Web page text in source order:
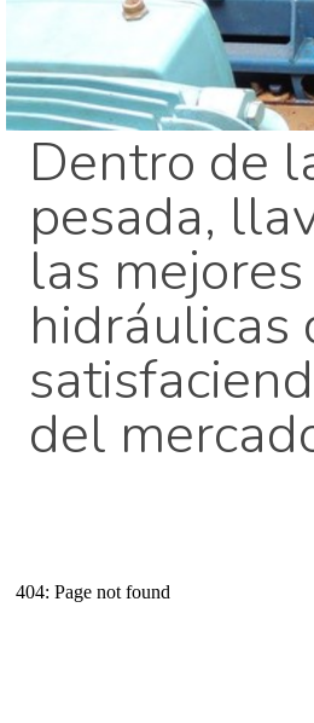
Dentro de
pesada,
las
hidráulicas
del